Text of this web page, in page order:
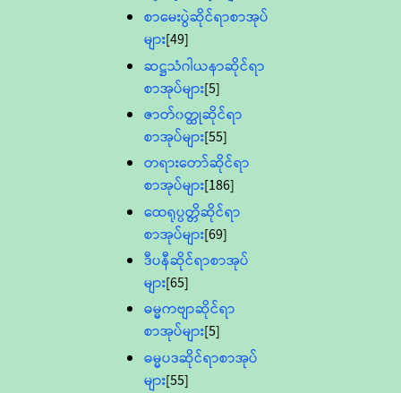
စာမေးပွဲဆိုင်ရာစာအုပ်
များ[49]
ဆဋ္ဌသံဂါယနာဆိုင်ရာ
စာအုပ်များ[5]
ဇာတ်၀တ္ထုဆိုင်ရာ
စာအုပ်များ[55]
တရားတော်ဆိုင်ရာ
စာအုပ်များ[186]
ထေရုပ္ပတ္တိဆိုင်ရာ
စာအုပ်များ[69]
ဒီပနီဆိုင်ရာစာအုပ်
များ[65]
ဓမ္မကဗျာဆိုင်ရာ
စာအုပ်များ[5]
ဓမ္မပဒဆိုင်ရာစာအုပ်
များ[55]